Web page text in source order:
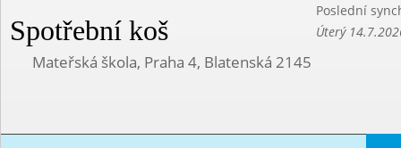
Spotřební koš
Poslední
Úterý
Mateřská škola, Praha 4, Blatenská 2145